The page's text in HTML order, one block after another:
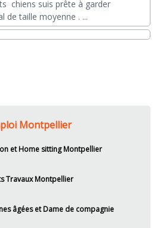
chiens suis prête à garder
de taille moyenne . ...
Montpellier
et Home sitting Montpellier
Travaux Montpellier
âgées et Dame de compagnie